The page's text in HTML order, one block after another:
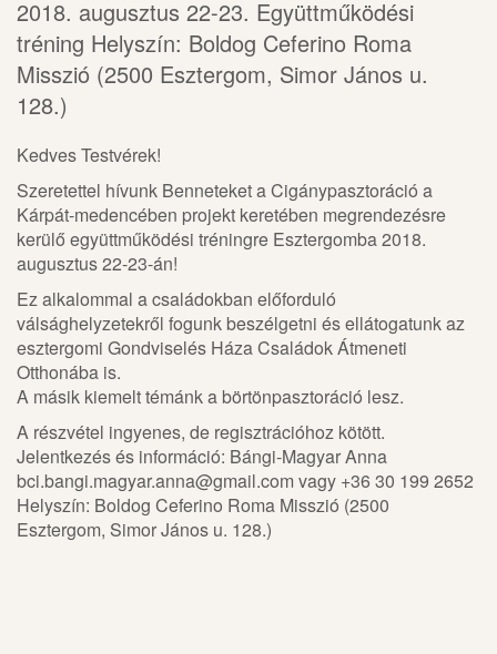
2018. augusztus 22-23. Együttműködési
tréning Helyszín: Boldog Ceferino Roma
Misszió (2500 Esztergom, Simor János u.
128.)
Kedves Testvérek!
Szeretettel hívunk Benneteket a Cigánypasztoráció a
Kárpát-medencében projekt keretében megrendezésre
kerülő együttműködési tréningre Esztergomba 2018.
augusztus 22-23-án!
Ez alkalommal a családokban előforduló
válsághelyzetekről fogunk beszélgetni és ellátogatunk az
esztergomi Gondviselés Háza Családok Átmeneti
Otthonába is.
A másik kiemelt témánk a börtönpasztoráció lesz.
A részvétel ingyenes, de regisztrációhoz kötött.
Jelentkezés és információ: Bángi-Magyar Anna
bci.bangi.magyar.anna@gmail.com vagy +36 30 199 2652
Helyszín: Boldog Ceferino Roma Misszió (2500
Esztergom, Simor János u. 128.)